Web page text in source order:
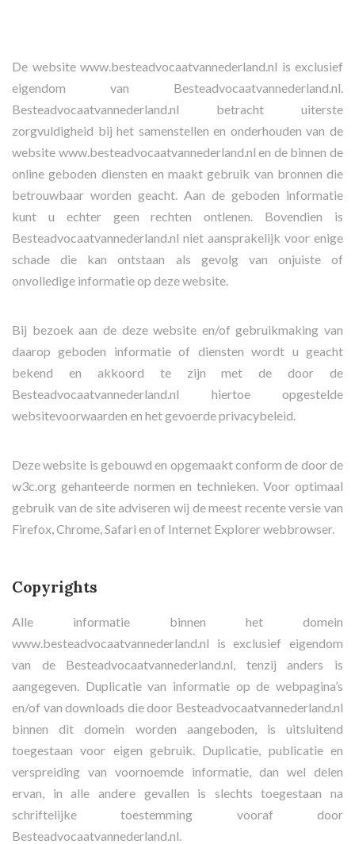
De website www.besteadvocaatvannederland.nl is exclusief
eigendom van Besteadvocaatvannederland.nl.
Besteadvocaatvannederland.nl betracht uiterste
zorgvuldigheid bij het samenstellen en onderhouden van de
website www.besteadvocaatvannederland.nl en de binnen de
online geboden diensten en maakt gebruik van bronnen die
betrouwbaar worden geacht. Aan de geboden informatie
kunt u echter geen rechten ontlenen. Bovendien is
Besteadvocaatvannederland.nl niet aansprakelijk voor enige
schade die kan ontstaan als gevolg van onjuiste of
onvolledige informatie op deze website.
Bij bezoek aan de deze website en/of gebruikmaking van
daarop geboden informatie of diensten wordt u geacht
bekend en akkoord te zijn met de door de
Besteadvocaatvannederland.nl hiertoe opgestelde
websitevoorwaarden en het gevoerde privacybeleid.
Deze website is gebouwd en opgemaakt conform de door de
w3c.org gehanteerde normen en technieken. Voor optimaal
gebruik van de site adviseren wij de meest recente versie van
Firefox, Chrome, Safari en of Internet Explorer webbrowser.
Copyrights
Alle informatie binnen het domein
www.besteadvocaatvannederland.nl is exclusief eigendom
van de Besteadvocaatvannederland.nl, tenzij anders is
aangegeven. Duplicatie van informatie op de webpagina’s
en/of van downloads die door Besteadvocaatvannederland.nl
binnen dit domein worden aangeboden, is uitsluitend
toegestaan voor eigen gebruik. Duplicatie, publicatie en
verspreiding van voornoemde informatie, dan wel delen
ervan, in alle andere gevallen is slechts toegestaan na
schriftelijke toestemming vooraf door
Besteadvocaatvannederland.nl.